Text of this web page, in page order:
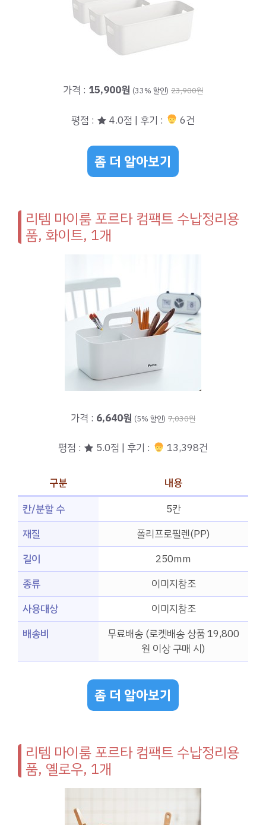
가격 : 15,900원 (33% 할인) 23,900원
평점 : ★ 4.0점 | 후기 : 6건
좀 더 알아보기
리템 마이룸 포르타 컴팩트 수납정리용
품, 화이트, 1개
가격 : 6,640원 (5% 할인) 7,030원
평점 : ★ 5.0점 | 후기 : 13,398건
구분
내용
칸/분할 수
5칸
재질
폴리프로필렌(PP)
길이
250mm
종류
이미지참조
사용대상
이미지참조
배송비
무료배송 (로켓배송 상품 19,800
원 이상 구매 시)
좀 더 알아보기
리템 마이룸 포르타 컴팩트 수납정리용
품, 옐로우, 1개